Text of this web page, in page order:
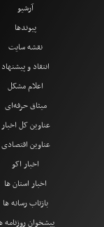
آرشیو
پیوندها
نقشه سایت
انتقاد و پیشنهاد
اعلام مشکل
میثاق حرفه‌ای
عناوین کل اخبار
عناوین اقتصادی
اخبار اکو
اخبار استان ها
بازتاب رسانه ها
پیشخوان روزنامه